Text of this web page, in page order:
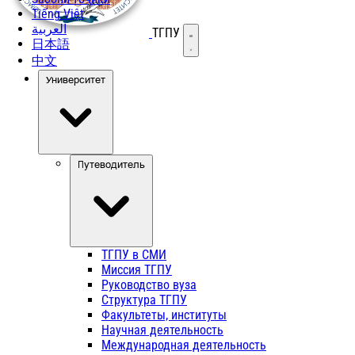
Tiếng Việt
العربية
日本語
中文
ТГПУ Открыть меню
Университет
Путеводитель
ТГПУ в СМИ
Миссия ТГПУ
Руководство вуза
Структура ТГПУ
Факультеты, институты
Научная деятельность
Международная деятельность